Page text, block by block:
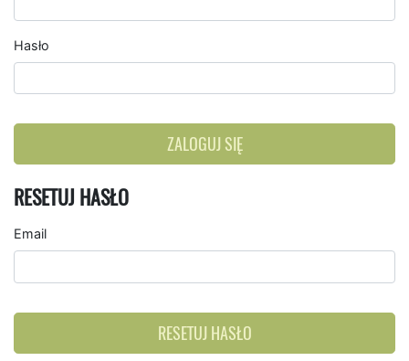
Hasło
ZALOGUJ SIĘ
RESETUJ HASŁO
Email
RESETUJ HASŁO